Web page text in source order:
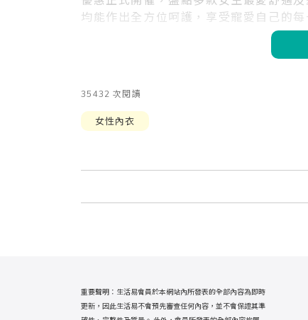
均能作出全方位呵護，享受寵愛自己的每
35432 次閱讀
女性內衣
重要聲明：生活易會員於本網站內所發表的全部內容為即時
更新，因此生活易不會預先審查任何內容，並不會保證其準